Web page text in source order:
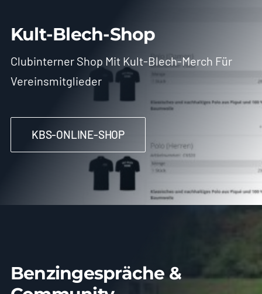
Kult-Blech-Shop
Clubinterner Shop Mit Kult-Blech-Merch Für
Vereinsmitglieder
KBS-ONLINE-SHOP
Benzingespräche &